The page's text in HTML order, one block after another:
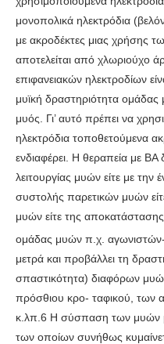
μονοπολικά ηλεκτρόδια
με ακροδέκτες μιας χρήσης
αποτελείται από χλωριούχο
επιφανειακών ηλεκτροδίων
μυϊκή δραστηριότητα
μυός. Γι’ αυτό πρέπει να
ηλεκτρόδια τοποθετούμενα
ενδιαφέρει. Η θεραπεία με ΒΑ
λειτουργίας μυών είτε με την
συστολής παρετικών μυών
μυών είτε της
ομάδας μυών π.χ.
μετρά και προβάλλει τη
σπαστικότητα) διαφόρων
πρόσθιου κρο- ταφικού, των
κ.λπ.6 Η σύσπαση των μυών
των οποίων συνήθως